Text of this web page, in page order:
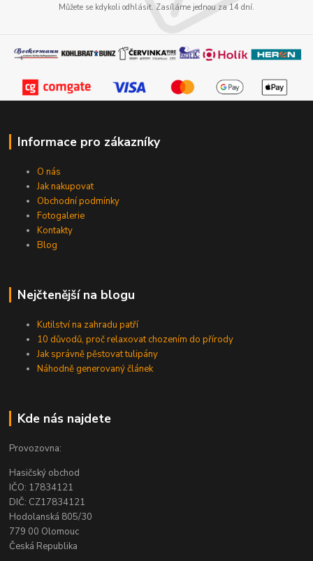
Můžete se kdykoli odhlásit. Zasíláme jednou za 14 dní.
Informace pro zákazníky
O nás
Jak nakupovat
Obchodní podmínky
Fotogalerie
Kontakty
Blog
Nejčtenější na blogu
Kutilství na zahradu patří
10 důvodů, proč relaxovat chozením do přírody
Jak správně pěstovat tulipány
Náhodně generovaný článek
Kde nás najdete
Provozovna:
Hasičský obchod
IČO: 17834121
DIČ: CZ17834121
Hodolanská 805/30
779 00 Olomouc
Česká Republika